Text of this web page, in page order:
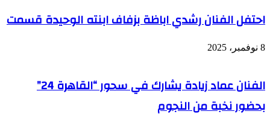
احتفل الفنان رشدي اباظة بزفاف ابنته الوحيدة قسمت
8 نوفمبر، 2025
الفنان عماد زيادة يشارك في سحور “القاهرة 24”
بحضور نخبة من النجوم